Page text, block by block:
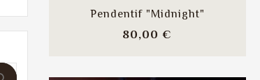
Pendentif "Midnight"
80,00 €